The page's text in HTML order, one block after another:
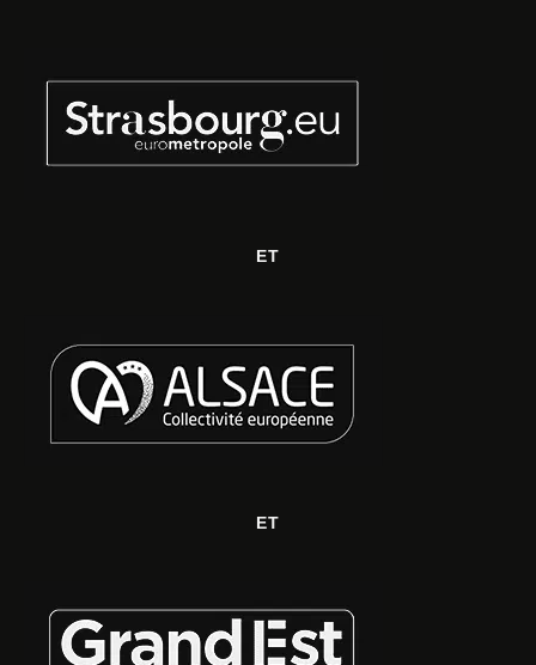
ET
ET